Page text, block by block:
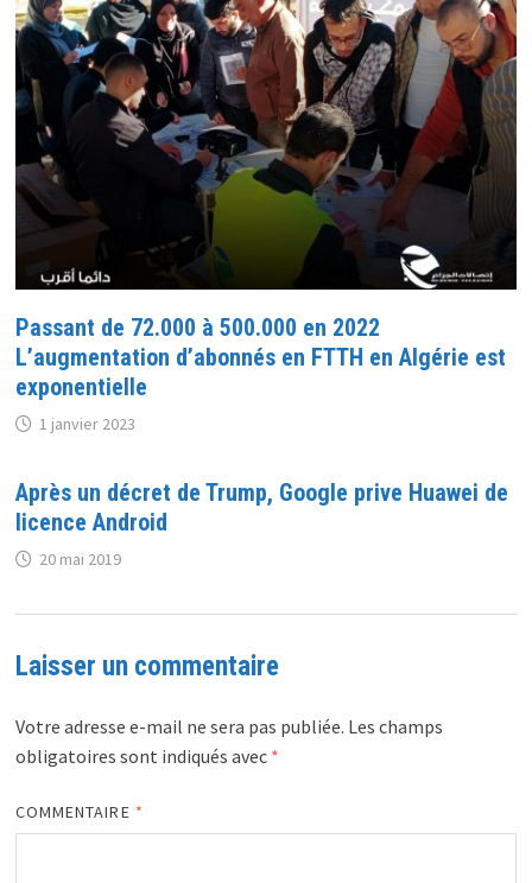
Passant de 72.000 à 500.000 en 2022
L’augmentation d’abonnés en FTTH en Algérie est
exponentielle
1 janvier 2023
Après un décret de Trump, Google prive Huawei de
licence Android
20 mai 2019
Laisser un commentaire
Votre adresse e-mail ne sera pas publiée. Les champs
obligatoires sont indiqués avec *
COMMENTAIRE *